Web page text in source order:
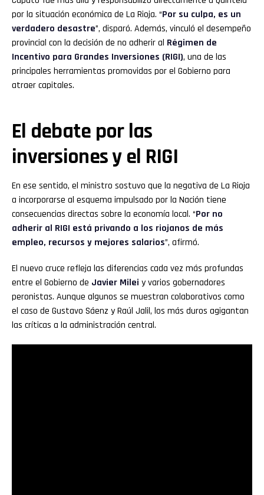
por la situación económica de La Rioja. “Por su culpa, es un
verdadero desastre”, disparó. Además, vinculó el desempeño
provincial con la decisión de no adherir al Régimen de
Incentivo para Grandes Inversiones (RIGI), una de las
principales herramientas promovidas por el Gobierno para
atraer capitales.
El debate por las
inversiones y el RIGI
En ese sentido, el ministro sostuvo que la negativa de La Rioja
a incorporarse al esquema impulsado por la Nación tiene
consecuencias directas sobre la economía local. “Por no
adherir al RIGI está privando a los riojanos de más
empleo, recursos y mejores salarios”, afirmó.
El nuevo cruce refleja las diferencias cada vez más profundas
entre el Gobierno de Javier Milei y varios gobernadores
peronistas. Aunque algunos se muestran colaborativos como
el caso de Gustavo Sáenz y Raúl Jalil, los más duros agigantan
las críticas a la administración central.